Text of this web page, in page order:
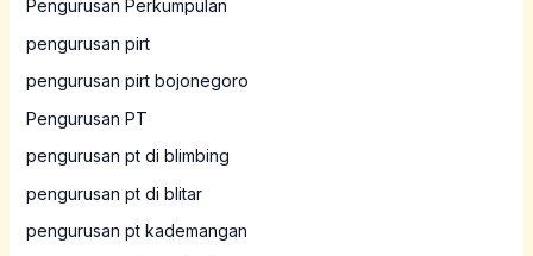
Pengurusan Perkumpulan
pengurusan pirt
pengurusan pirt bojonegoro
Pengurusan PT
pengurusan pt di blimbing
pengurusan pt di blitar
pengurusan pt kademangan